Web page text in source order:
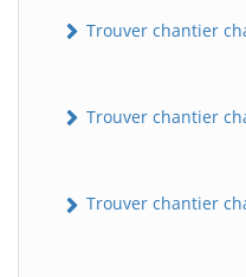
Trouver chantier
Trouver chantier
Trouver chantier